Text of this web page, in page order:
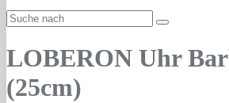
LOBERON Uhr
(25cm)